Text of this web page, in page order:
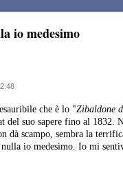
io medesimo
che è lo "Zibaldone
del suo sapere fino al 1832.
dà scampo, sembra la
io medesimo. Io mi